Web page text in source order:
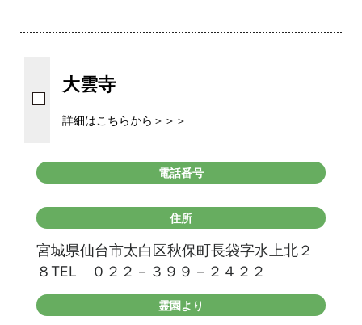
大雲寺
詳細はこちらから＞＞＞
電話番号
住所
宮城県仙台市太白区秋保町長袋字水上北２
８TEL ０２２－３９９－２４２２
霊園より